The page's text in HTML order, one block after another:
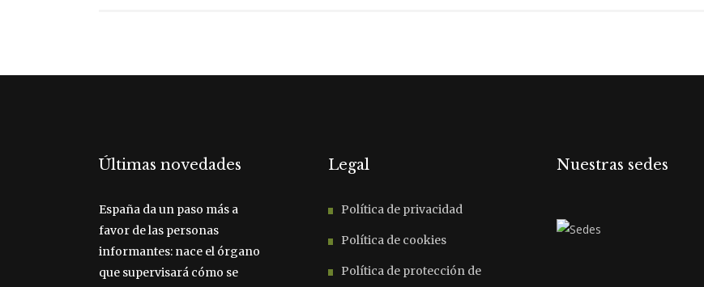
Últimas novedades
España da un paso más a
favor de las personas
informantes: nace el órgano
que supervisará cómo se
Legal
Política de privacidad
Política de cookies
Política de protección de
Nuestras sedes